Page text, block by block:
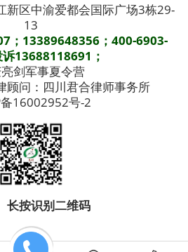
新区中渝爱都会国际广场3栋29-
13
；13389648356；400-6903-
13688118691；
剑军事夏令营
顾问：四川君合律师事务所
16002952号-2
长按识别二维码